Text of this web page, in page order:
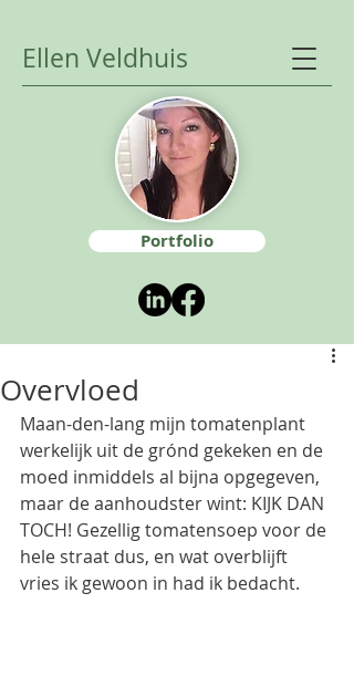
Ellen Veldhuis
Portfolio
Overvloed
Maan-den-lang mijn tomatenplant
werkelijk uit de grónd gekeken en de
moed inmiddels al bijna opgegeven,
maar de aanhoudster wint: KIJK DAN
TOCH! Gezellig tomatensoep voor de
hele straat dus, en wat overblijft
vries ik gewoon in had ik bedacht.